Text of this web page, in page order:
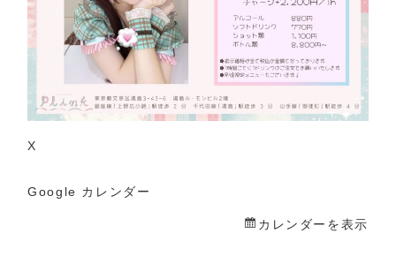
X
Google カレンダー
カレンダーを表示